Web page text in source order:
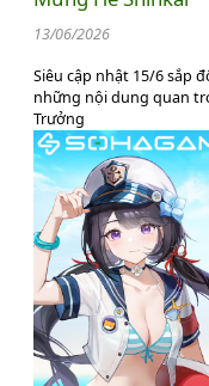
13/06/2026
Siêu cập nhật 15/6 sắp
những nội dung quan
Trưởng